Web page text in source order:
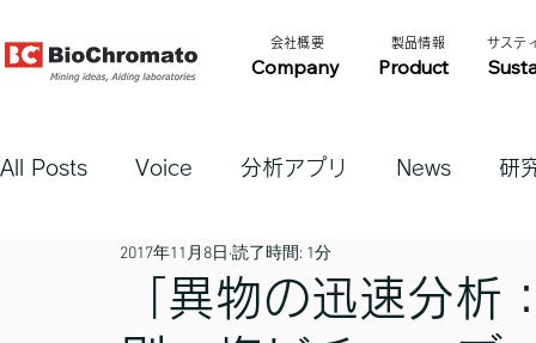
Company Product
​製品情報​​
​会社概要​​ サステ
All Posts Voice 分析アプリ News 研
「異物の迅速分析
2017年11月8日 読了時間: 1分